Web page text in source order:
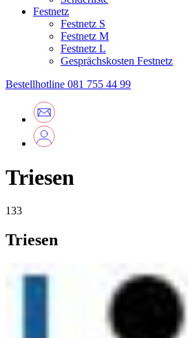
Festnetz
Festnetz S
Festnetz M
Festnetz L
Gesprächskosten Festnetz
Bestellhotline 081 755 44 99
Triesen
133
Triesen